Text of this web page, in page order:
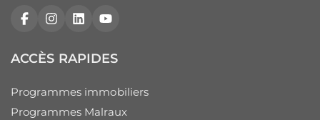
FacebookInstagram
LinkedInYouTube
ACCÈS RAPIDES
Programmes immobiliers
Programmes Malraux